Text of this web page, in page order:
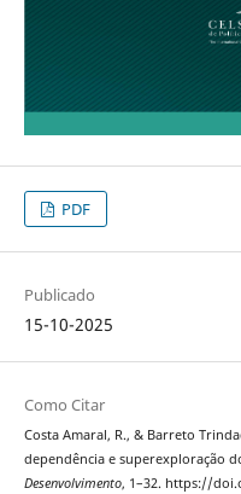
PDF
Publicado
15-10-2025
Como Citar
Costa Amaral, R., & Barreto
dependência e superexploração
Desenvolvimento, 1–32. https://